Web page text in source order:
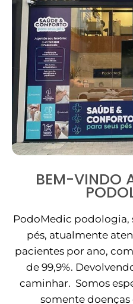
BEM-VINDO
PodoMedic podologia,
pés, atualmente
pacientes por ano,
de 99,9%.
caminhar. Somos
somente doenças